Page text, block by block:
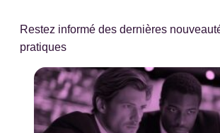
Restez informé des dernières
pratiques